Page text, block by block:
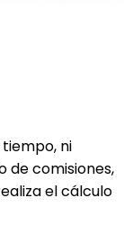
ni
de comisiones,
el cálculo